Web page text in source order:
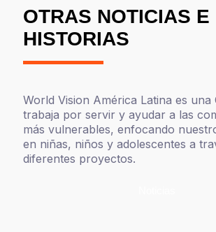
OTRAS NOTICIAS E
HISTORIAS
World Vision América Latina es una
trabaja por servir y ayudar a las
más vulnerables, enfocando
en niñas, niños y adolescentes a
diferentes proyectos.